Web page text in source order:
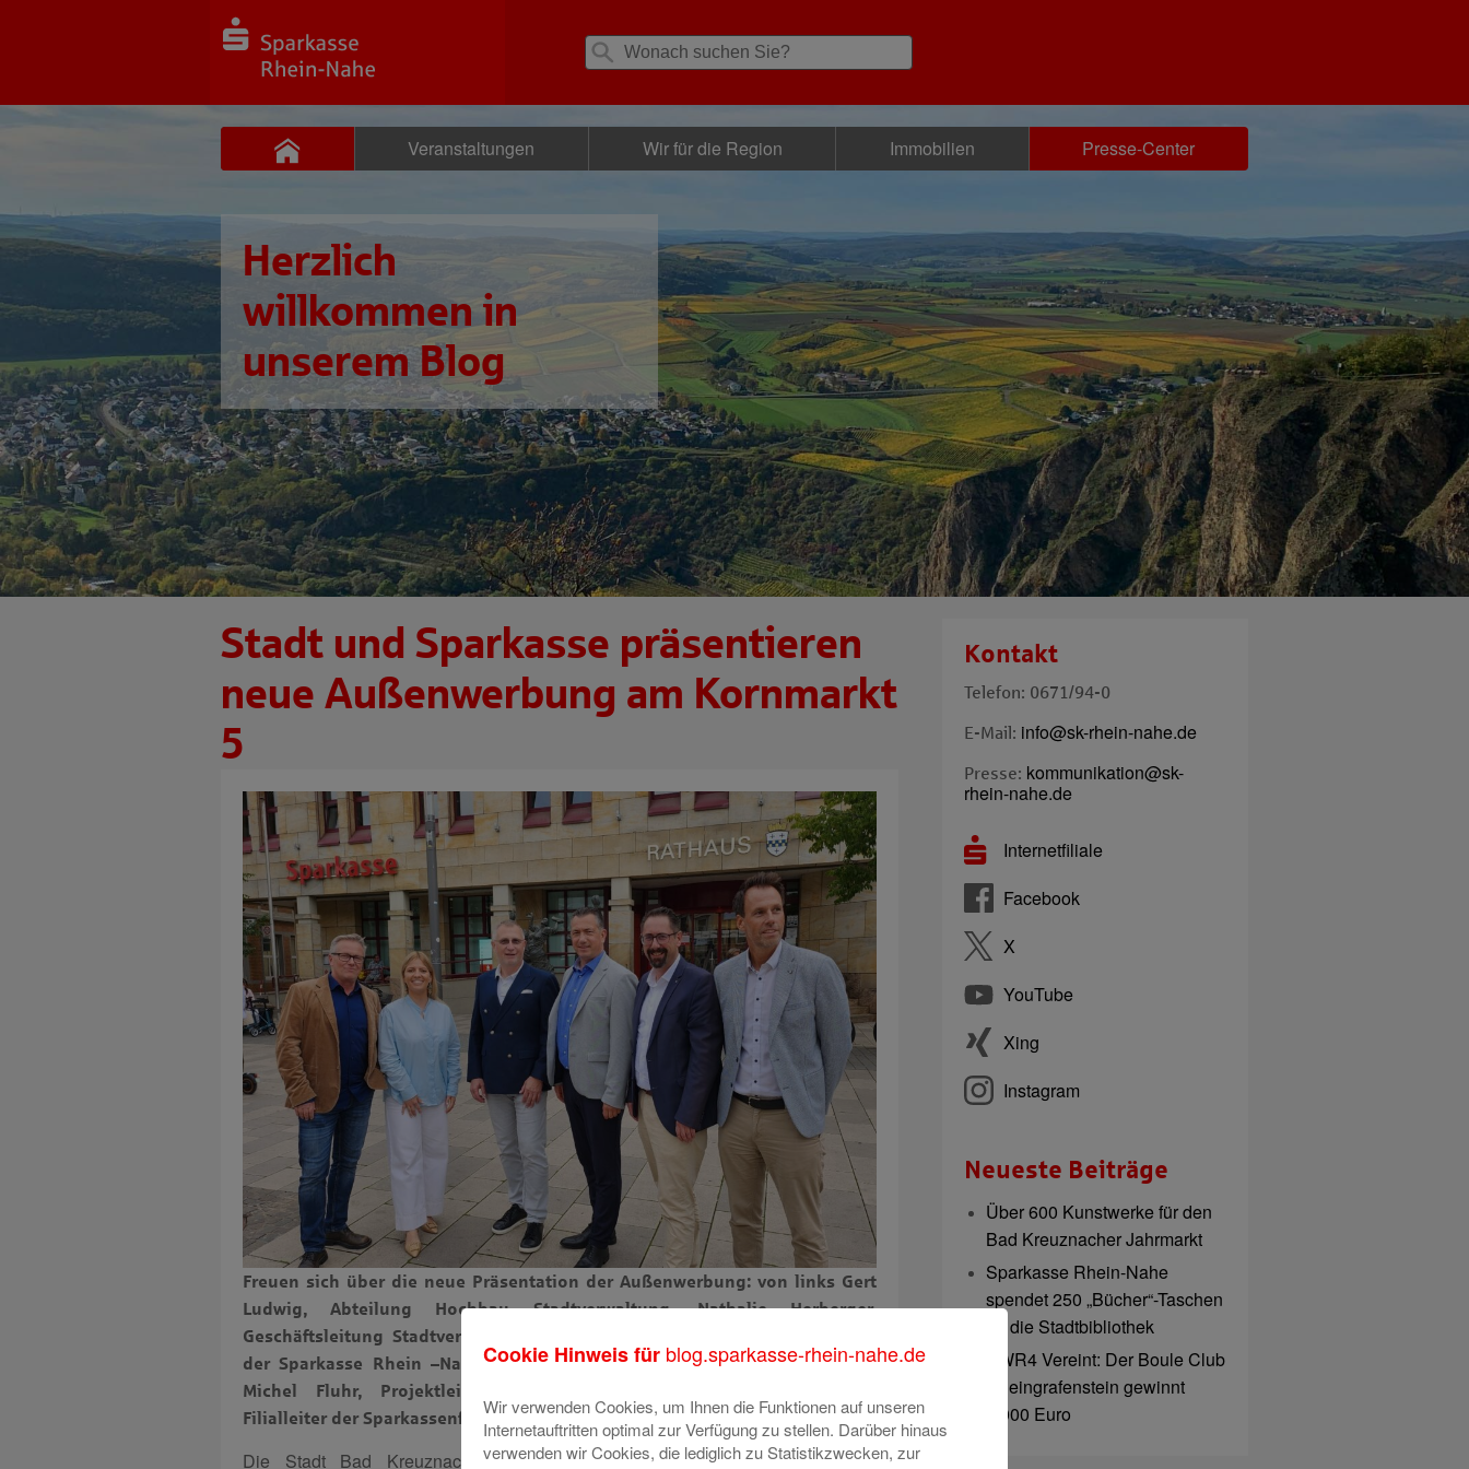
Veranstaltungen Wir für die Region Immobilien Presse-Center
Herzlich
willkommen in
unserem Blog
Stadt und Sparkasse präsentieren
neue Außenwerbung am Kornmarkt
5
Freuen sich über die neue Präsentation der Außenwerbung: von links Gert
Ludwig, Abteilung Hochbau Stadtverwaltung, Nathalie Herberger,
Geschäftsleitung Stadtverwaltung, Holger Wessling Vorstandsvorsitzender
der Sparkasse Rhein –Nahe, Emanuel Letz, Oberbürgermeister der Stadt,
Michel Fluhr, Projektleiter Kornmarkt Stadtverwaltung, Timo Klein,
Filialleiter der Sparkassenfiliale Kornmarkt
Die Stadt Bad Kreuznach und die Sparkasse Rhein-Nahe freuen sich,
Kontakt
Telefon: 0671/94-0
E-Mail: info@sk-rhein-nahe.de
Presse: kommunikation@sk-
rhein-nahe.de
Internetfiliale
Facebook
X
YouTube
Xing
Instagram
Neueste Beiträge
Über 600 Kunstwerke für den
Bad Kreuznacher Jahrmarkt
Sparkasse Rhein-Nahe
spendet 250 „Bücher“-Taschen
an die Stadtbibliothek
SWR4 Vereint: Der Boule Club
Rheingrafenstein gewinnt
1.000 Euro
Cookie Hinweis für blog.sparkasse-rhein-nahe.de
Wir verwenden Cookies, um Ihnen die Funktionen auf unseren
Internetauftritten optimal zur Verfügung zu stellen. Darüber hinaus
verwenden wir Cookies, die lediglich zu Statistikzwecken, zur